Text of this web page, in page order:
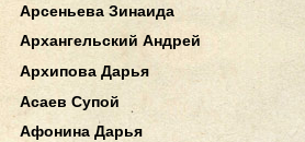
Арсеньева Зинаида
Архангельский Андрей
Архипова Дарья
Асаев Супой
Афонина Дарья